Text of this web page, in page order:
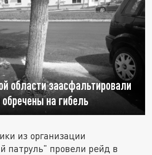
области заасфальтировали
на гибель
из организации
патруль" провели рейд в